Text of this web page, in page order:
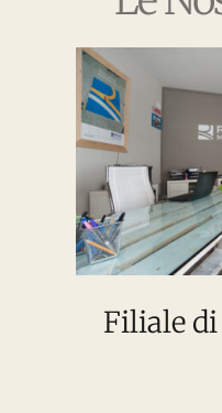
Filiale